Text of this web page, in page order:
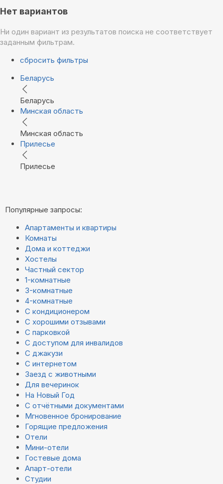
Нет вариантов
Ни один вариант из результатов поиска не соответствует
заданным фильтрам.
сбросить фильтры
Беларусь
Беларусь
Минская область
Минская область
Прилесье
Прилесье
Популярные запросы:
Апартаменты и квартиры
Комнаты
Дома и коттеджи
Хостелы
Частный сектор
1-комнатные
3-комнатные
4-комнатные
С кондиционером
С хорошими отзывами
С парковкой
С доступом для инвалидов
С джакузи
С интернетом
Заезд с животными
Для вечеринок
На Новый Год
С отчётными документами
Мгновенное бронирование
Горящие предложения
Отели
Мини-отели
Гостевые дома
Апарт-отели
Студии